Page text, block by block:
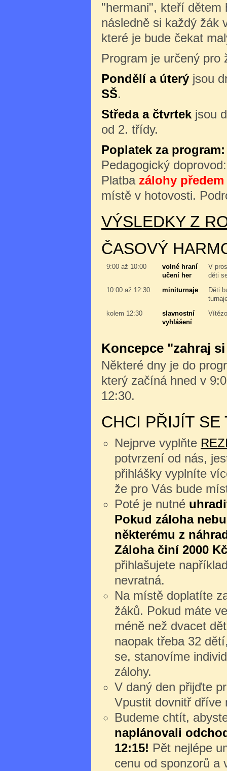
"hermani", kteří dětem
následně si každý žák
které je bude čekat
Program je určený pro
Pondělí a úterý jsou
SŠ.
Středa a čtvrtek jsou
od 2. třídy.
Poplatek za program:
Pedagogický
Platba zálohy
místě v hotovosti.
VÝSLEDKY Z
ČASOVÝ
9:00 až 10:00
volné hraní
učení her
V
děti
10:00 až 12:30
miniturnaje
Děti
kolem 12:30
slavnostní
vyhlášení
Koncepce "zahraj
Některé dny je do
který začíná hned v
12:30.
CHCI PŘIJÍT SE
Nejprve vyplňte
potvrzení od nás,
přihlášky vyplníte
že pro Vás bude
Poté je nutné
Pokud záloha
některému z
Záloha činí 2000
přihlašujete
nevratná.
Na místě doplatíte
žáků. Pokud máte
méně než dvacet
naopak třeba 32
se, stanovíme
zálohy.
V daný den přijďte
Vpustit dovnitř dříve
Budeme chtít,
naplánovali
12:15! Pět nejlépe
cenu od sponzorů a